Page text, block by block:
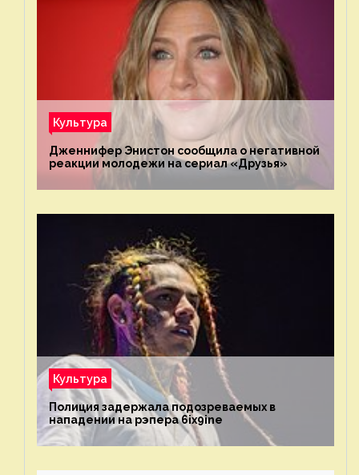
Культура
Дженнифер Энистон сообщила о негативной
реакции молодежи на сериал «Друзья»
Культура
Полиция задержала подозреваемых в
нападении на рэпера 6ix9ine